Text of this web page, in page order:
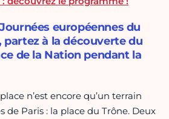
européennes du
partez à la découverte du
de la Nation pendant la
n’est encore qu’un terrain
de Paris : la place du Trône. Deux